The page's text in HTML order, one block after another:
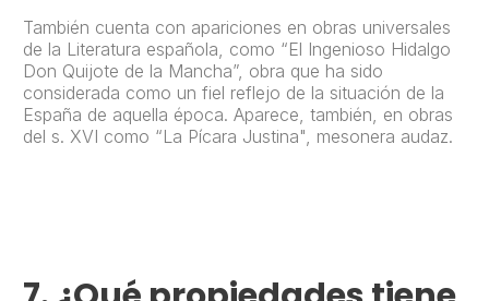
También cuenta con apariciones en obras universales
de la Literatura española, como “El Ingenioso Hidalgo
Don Quijote de la Mancha”, obra que ha sido
considerada como un fiel reflejo de la situación de la
España de aquella época. Aparece, también, en obras
del s. XVI como “La Pícara Justina", mesonera audaz.